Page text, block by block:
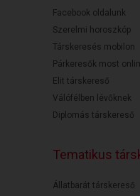
Facebook oldalunk
Szerelmi horoszkóp
Társkeresés mobilon
Párkeresők most
Elit társkereső
Válófélben lévőknek
Diplomás társkereső
Tematikus
Állatbarát társkereső